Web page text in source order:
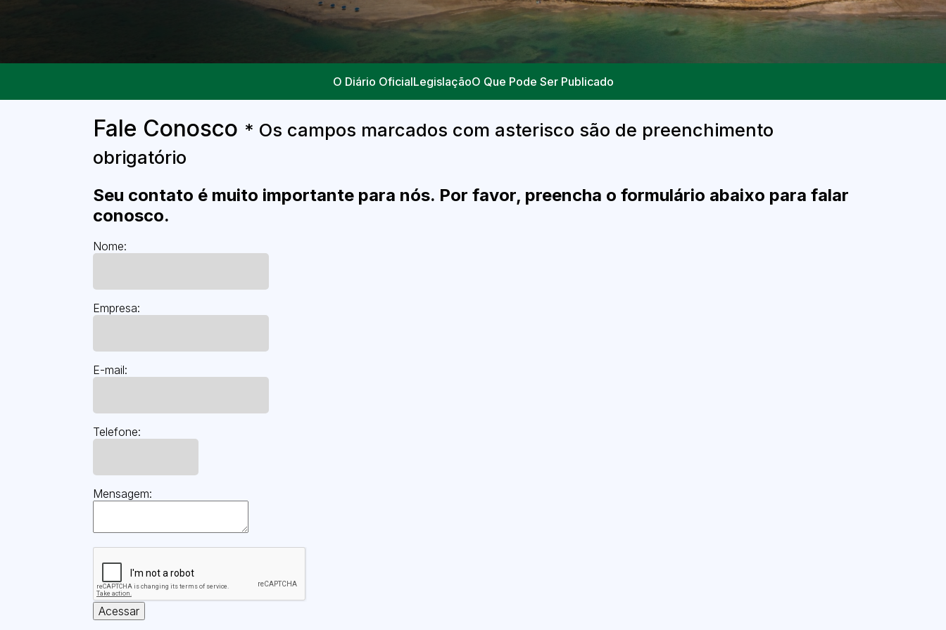
O Diário OficialLegislaçãoO Que Pode Ser Publicado
Fale Conosco * Os campos marcados com asterisco são de preenchimento
obrigatório
Seu contato é muito importante para nós. Por favor, preencha o formulário abaixo para falar
conosco.
Nome:
Empresa:
E-mail:
Telefone:
Mensagem:
Acessar